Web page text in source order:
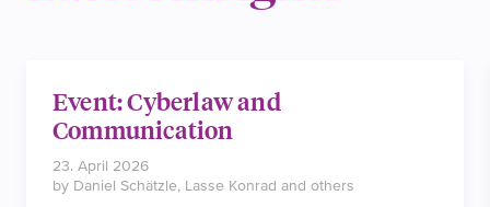
Event: Cyberlaw and
Communication
23. April 2026
by Daniel Schätzle, Lasse Konrad and others